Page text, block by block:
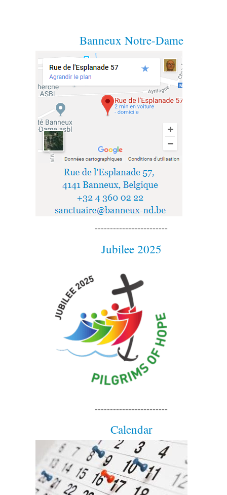
Banneux Notre-Dame
------------------------
Jubilee 2025
------------------------
Calendar